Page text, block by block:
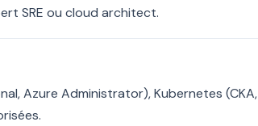
SRE ou cloud architect.
Azure Administrator), Kubernetes (CKA,